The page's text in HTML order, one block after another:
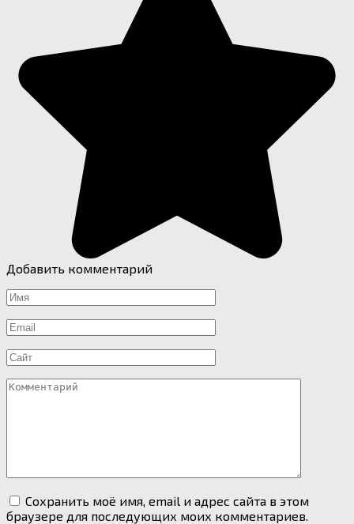
Добавить комментарий
Имя
*
Email
*
Сайт
Комментарий
Сохранить моё имя, email и адрес сайта в этом
браузере для последующих моих комментариев.